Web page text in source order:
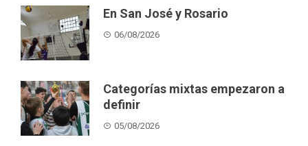
En San José y Rosario
06/08/2026
Categorías mixtas empezaron a
definir
05/08/2026